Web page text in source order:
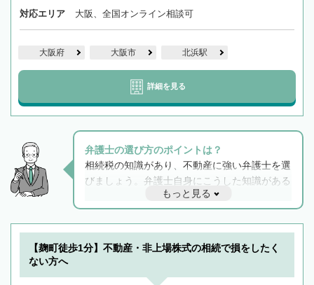
対応エリア 大阪、全国オンライン相談可
大阪府 大阪市 北浜駅
詳細を見る
弁護士の選び方のポイントは？
相続税の知識があり、不動産に強い弁護士を選
びましょう。弁護士自身にこうした知識がある
と他士業との連携もスムーズに進み、トラブル
解決のみならず相続をトータルで任せることが
できます。また、相続は感情がからむ分野なの
でフィーリングも重要です。実際に電話や面談
もっと見る
【麹町徒歩1分】不動産・非上場株式の相続で損をしたく
ない方へ